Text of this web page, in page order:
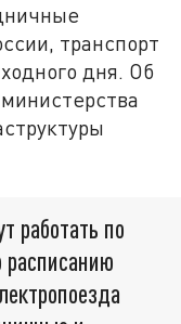
транспорт
дня. Об
работать по